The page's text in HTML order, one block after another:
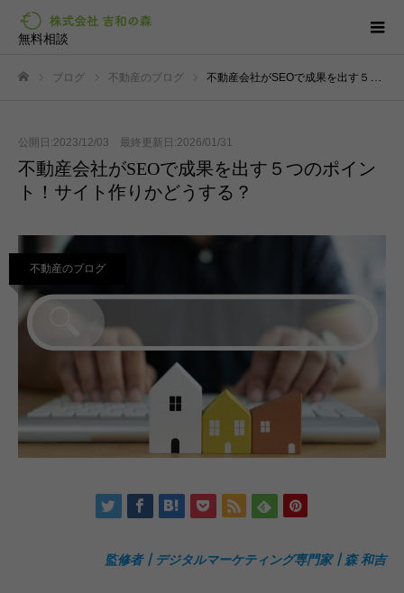
無料相談
ブログ 不動産のブログ 不動産会社がSEOで成果を出す５つのポイント！サイト作りかどうする？
公開日:2023/12/03 最終更新日:2026/01/31
不動産会社がSEOで成果を出す５つのポイン
ト！サイト作りかどうする？
不動産のブログ
監修者┃デジタルマーケティング専門家┃森 和吉